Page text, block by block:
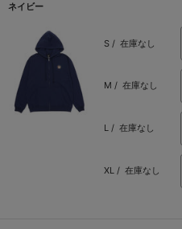
ネイビー
S / 在庫なし
M / 在庫なし
L / 在庫なし
XL / 在庫なし